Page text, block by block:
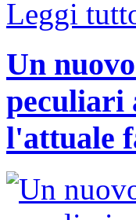
Leggi
Un
peculiari
l'attuale